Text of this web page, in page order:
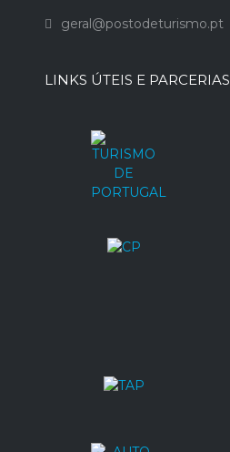
geral@postodeturismo.pt
LINKS ÚTEIS E PARCERIAS